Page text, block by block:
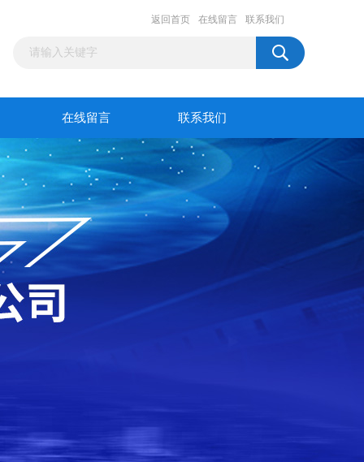
返回首页 在线留言 联系我们
在线留言 联系我们